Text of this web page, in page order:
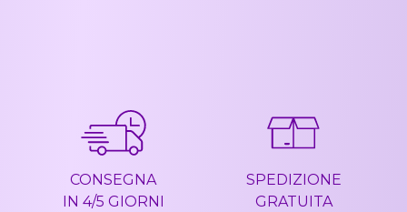
CONSEGNA
IN 4/5 GIORNI
SPEDIZIONE
GRATUITA